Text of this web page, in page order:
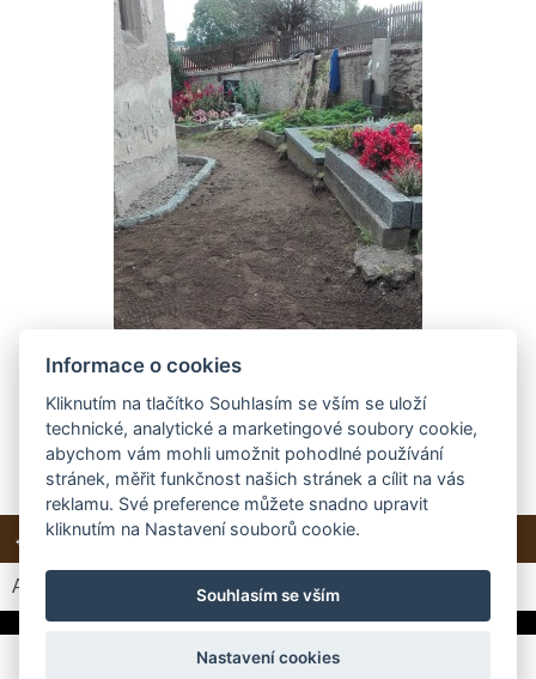
← Předchozí Další → Zpět do složky
Automatické procházení: 3 | 4| |
Informace o cookies
Kliknutím na tlačítko Souhlasím se vším se uloží
technické, analytické a marketingové soubory cookie,
abychom vám mohli umožnit pohodlné používání
stránek, měřit funkčnost našich stránek a cílit na vás
reklamu. Své preference můžete snadno upravit
kliknutím na Nastavení souborů cookie.
Souhlasím se vším
Nastavení cookies